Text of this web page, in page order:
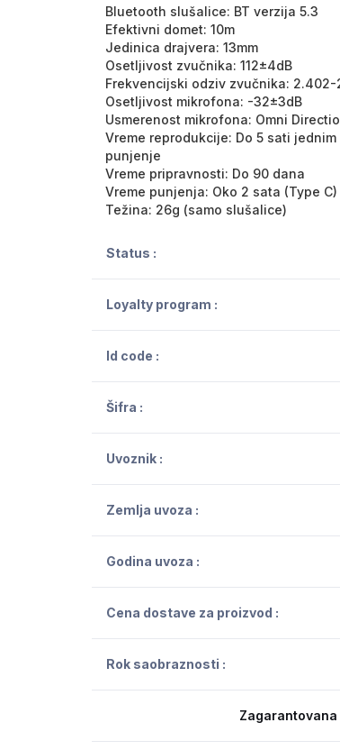
Bluetooth slušalice: BT verzija 5.3
Efektivni domet: 10m
Jedinica drajvera: 13mm
Osetljivost zvučnika: 112±4dB
Frekvencijski odziv zvučnika: 2.402-
Osetljivost mikrofona: -32±3dB
Usmerenost mikrofona: Omni
Vreme reprodukcije: Do 5 sati
punjenje
Vreme pripravnosti: Do 90 dana
Vreme punjenja: Oko 2 sata (Type C)
Težina: 26g (samo slušalice)
Status :
Loyalty program :
Id code :
Šifra :
Uvoznik :
Zemlja uvoza :
Godina uvoza :
Cena dostave za proizvod :
Rok saobraznosti :